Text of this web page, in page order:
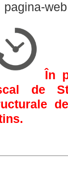
pagina-
În
de